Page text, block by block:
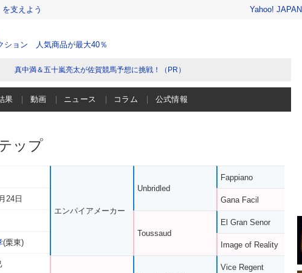
支えよう Yahoo! JAPAN
ション 人気商品が最大40％
真中満＆五十嵐亮太が佐賀競馬予想に挑戦！（PR）
果 動画 ニュース コラム 公式情報
ップ
24日
(栗東)
エンパイアメーカー
Unbridled
Toussaud
Fappiano
Gana Facil
El Gran Senor
Image of Reality
Vice Regent